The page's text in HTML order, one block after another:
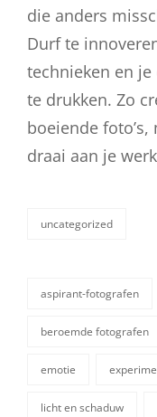
die anders
Durf te
technieken en
te drukken. Zo
boeiende
draai aan je
categorieën
uncategorized
aspirant-fotografen
beroemde fotografen
emotie
licht en schaduw